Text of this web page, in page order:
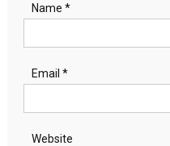
Name *
Email *
Website